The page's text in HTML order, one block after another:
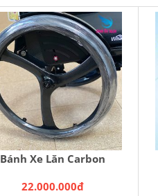
Bánh Xe Lăn Carbon
22.000.000đ